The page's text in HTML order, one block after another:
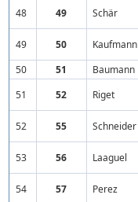
48 49 Schär
49 50 Kaufmann
50
51 Baumann
51
52 Riget
52 55 Schneider
53 56 Laaguel
54 57 Perez